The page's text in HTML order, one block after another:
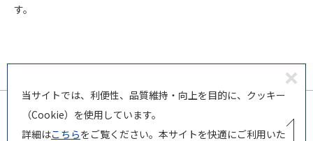
す。
当サイトでは、利便性、品質維持・向上を目的に、クッキー
（Cookie）を使用しています。
詳細はこちらをご覧ください。本サイトを快適にご利用いた
意
し